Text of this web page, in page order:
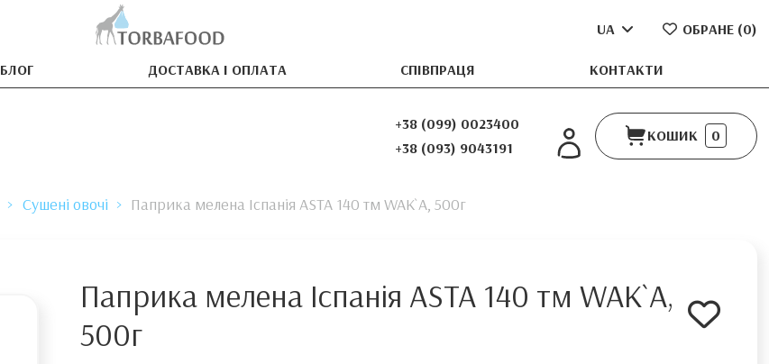
БЛОГ ДОСТАВКА І ОПЛАТА СПІВПРАЦЯ КОНТАКТИ
UA ОБРАНЕ (0)
+38 (099) 0023400
+38 (093) 9043191
КОШИК 0
Сушені овочі Паприка мелена Іспанія ASTA 140 тм WAK`A, 500г
Паприка мелена Іспанія ASTA 140 тм WAK`A,
500г